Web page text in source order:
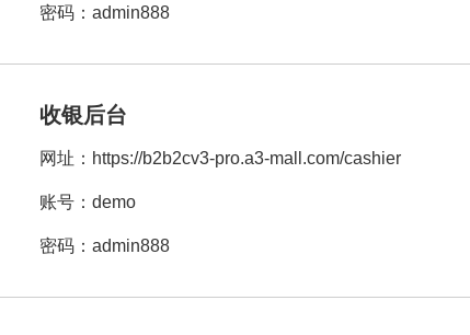
密码：admin888
收银后台
网址： https://b2b2cv3-pro.a3-mall.com/cashier
账号：demo
密码：admin888